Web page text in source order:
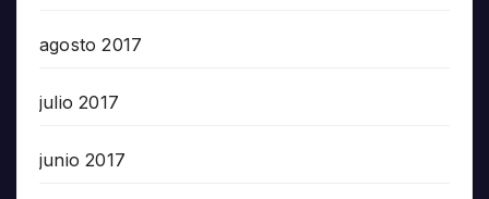
agosto 2017
julio 2017
junio 2017